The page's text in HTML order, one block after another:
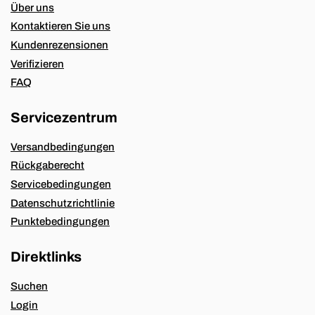
Über uns
Kontaktieren Sie uns
Kundenrezensionen
Verifizieren
FAQ
Servicezentrum
Versandbedingungen
Rückgaberecht
Servicebedingungen
Datenschutzrichtlinie
Punktebedingungen
Direktlinks
Suchen
Login